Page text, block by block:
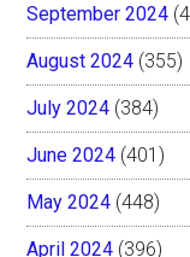
September 2024
August 2024 (355)
July 2024 (384)
June 2024 (401)
May 2024 (448)
April 2024 (396)